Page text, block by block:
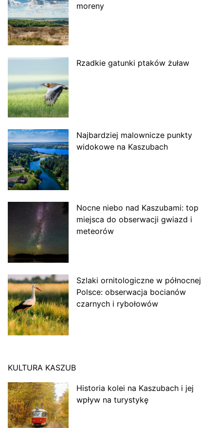
moreny
Rzadkie gatunki ptaków żuław
Najbardziej malownicze punkty
widokowe na Kaszubach
Nocne niebo nad Kaszubami: top
miejsca do obserwacji gwiazd i
meteorów
Szlaki ornitologiczne w północnej
Polsce: obserwacja bocianów
czarnych i rybołowów
KULTURA KASZUB
Historia kolei na Kaszubach i jej
wpływ na turystykę